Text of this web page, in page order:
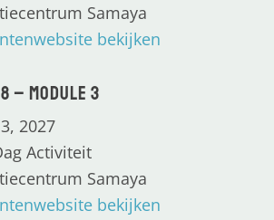
Samaya
bekijken
– Module 3
2027
Activiteit
Samaya
bekijken